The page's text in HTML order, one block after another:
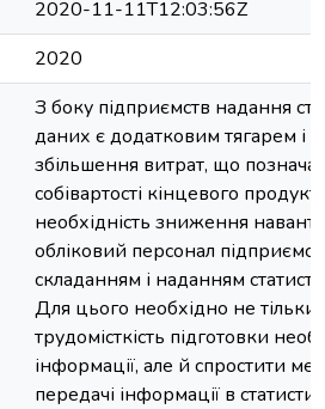
2020-11-11T12:03:56Z
2020
З боку підприємств надання
даних є додатковим тягарем і
збільшення витрат, що
собівартості кінцевого
необхідність зниження
обліковий персонал
складанням і наданням
Для цього необхідно не
трудомісткість підготовки
інформації, але й спростити
передачі інформації в